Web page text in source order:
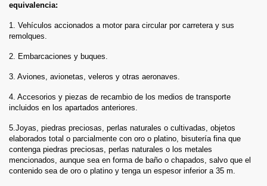
equivalencia:
1. Vehículos accionados a motor para circular por carretera y sus
remolques.
2. Embarcaciones y buques.
3. Aviones, avionetas, veleros y otras aeronaves.
4. Accesorios y piezas de recambio de los medios de transporte
incluidos en los apartados anteriores.
5.Joyas, piedras preciosas, perlas naturales o cultivadas, objetos
elaborados total o parcialmente con oro o platino, bisutería fina que
contenga piedras preciosas, perlas naturales o los metales
mencionados, aunque sea en forma de baño o chapados, salvo que el
contenido sea de oro o platino y tenga un espesor inferior a 35 m.